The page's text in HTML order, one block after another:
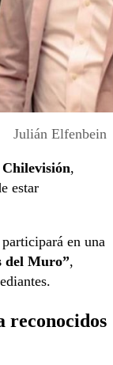
Julián Elfenbein
Chilevisión,
estar
en una
del Muro”,
reconocidos